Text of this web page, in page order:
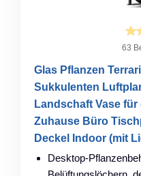
63
Glas Pflanzen
Sukkulenten
Landschaft Vase
Zuhause Büro
Deckel Indoor (mit
Desktop-